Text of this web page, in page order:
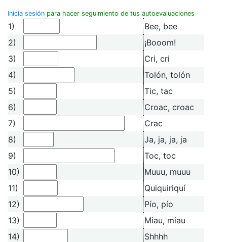
Inicia sesión para hacer seguimiento de tus autoevaluaciones
1)
Bee, bee
2)
¡Booom!
3)
Cri, cri
4)
Tolón, tolón
5)
Tic, tac
6)
Croac, croac
7)
Crac
8)
Ja, ja, ja, ja
9)
Toc, toc
10)
Muuu, muuu
11)
Quiquiriquí
12)
Pío, pío
13)
Miau, miau
14)
Shhhh